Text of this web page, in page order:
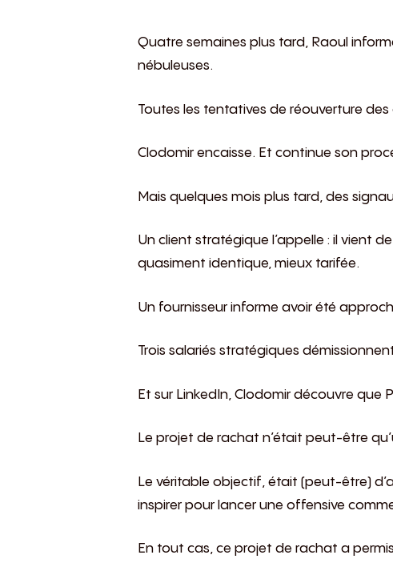
Quatre semaines plus tard, Raoul
nébuleuses.
Toutes les tentatives de réouverture
Clodomir encaisse. Et continue son
Mais quelques mois plus tard, des
Un client stratégique l’appelle : il vient
quasiment identique, mieux tarifée.
Un fournisseur informe avoir été
Trois salariés stratégiques
Et sur LinkedIn, Clodomir découvre
Le projet de rachat n’était peut-être
Le véritable objectif, était (peut-être)
inspirer pour lancer une offensive
En tout cas, ce projet de rachat a